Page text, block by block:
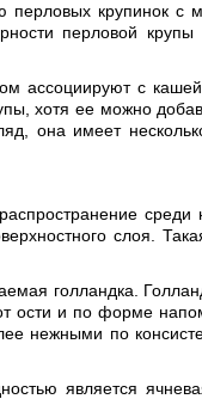
перловых крупинок
перловой
ассоциируют с
хотя ее можно
она имеет
среди
слоя.
голландка.
ости и по форме
нежными по
является